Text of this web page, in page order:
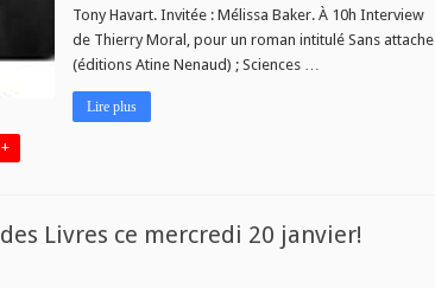
Tony Havart. Invitée : Mélissa Baker. À 10h Interview
de Thierry Moral, pour un roman intitulé Sans attache
(éditions Atine Nenaud) ; Sciences …
Lire plus
Livres ce mercredi 20 janvier!